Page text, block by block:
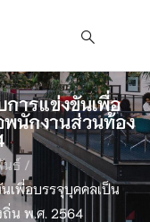
ารแข่งขันเพื่อ
นักงานส่วนท้อง
นธ์ /
เพื่อบรรจุบุคคลเป็น
น พ.ศ. 2564